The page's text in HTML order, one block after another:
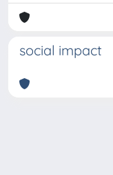
social impact